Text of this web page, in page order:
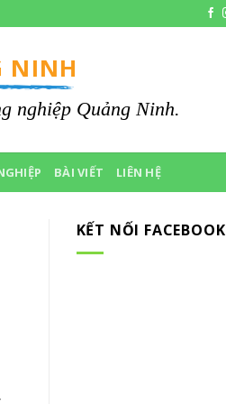
NINH
nghiệp Quảng Ninh.
BÀI VIẾT LIÊN HỆ
KẾT NỐI FACEBOOK